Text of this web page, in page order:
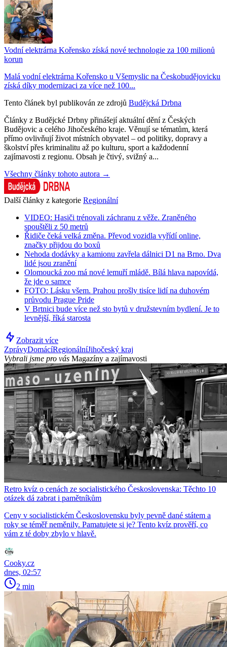
Vodní elektrárna Kořensko získá nové technologie za 100 milionů
korun
Malá vodní elektrárna Kořensko u Všemyslic na Českobudějovicku
získá díky modernizaci za více než 100...
Tento článek byl publikován ze zdrojů Budějcká Drbna
Články z Budějcké Drbny přinášejí aktuální dění z Českých
Budějovic a celého Jihočeského kraje. Věnují se tématům, která
přímo ovlivňují život místních obyvatel – od politiky, dopravy a
školství přes kriminalitu až po kulturu, sport a každodenní
zajímavosti z regionu. Obsah je čtivý, svižný a...
Všechny články tohoto autora →
Další články z kategorie Regionální
VIDEO: Hasiči trénovali záchranu z věže. Zraněného
spouštěli z 50 metrů
Řidiče čeká velká změna. Převod vozidla vyřídí online,
značky přijdou do boxů
Nehoda dodávky a kamionu zavřela dálnici D1 na Brno. Dva
lidé jsou zranění
Olomoucká zoo má nové lemuří mládě. Bílá hlava napovídá,
že jde o samce
FOTO: Lásku všem. Prahou prošly tisíce lidí na duhovém
průvodu Prague Pride
V Brtnici bude více než sto bytů v družstevním bydlení. Je to
levnější, říká starosta
Zobrazit více
ZprávyDomácíRegionálníJihočeský kraj
Vybrali jsme pro vás Magazíny a zajímavosti
Retro kvíz o cenách ze socialistického Československa: Těchto 10
otázek dá zabrat i pamětníkům
Ceny v socialistickém Československu byly pevně dané státem a
roky se téměř neměnily. Pamatujete si je? Tento kvíz prověří, co
vám z té doby zbylo v hlavě.
Cooky.cz
dnes, 02:57
2 min